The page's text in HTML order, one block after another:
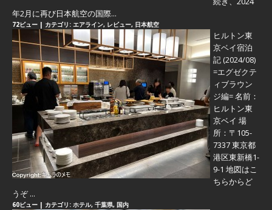
年2月に再び日本航空の国際...
72ビュー | カテゴリ: エアライン, レビュー, 日本航空
ヒルトン東
京ベイ宿泊
記 (2024/08)
=エグゼクテ
ィブラウン
ジ編=名前：
ヒルトン東
京ベイ 場
所：〒105-
7337 東京都
港区東新橋1-
9-1 地図はこ
ちらからど
うぞ ...
60ビュー | カテゴリ: ホテル, 千葉県, 国内